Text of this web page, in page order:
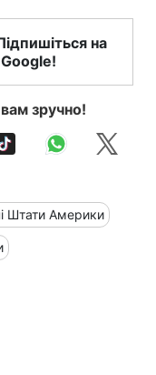
на
зручно!
Штати Америки